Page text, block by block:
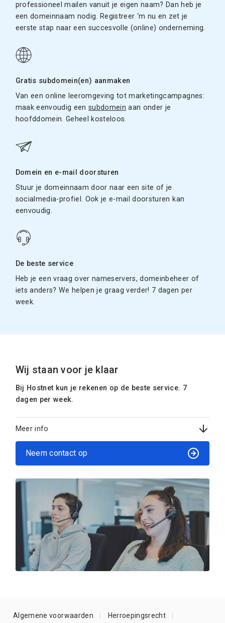
professioneel mailen vanuit je eigen naam? Dan heb je
een domeinnaam nodig. Registreer ‘m nu en zet je
eerste stap naar een succesvolle (online) onderneming.
Gratis subdomein(en) aanmaken
Van een online leeromgeving tot marketingcampagnes:
maak eenvoudig eensubdomein aan onder je
hoofddomein. Geheel kosteloos.
Domein en e-mail doorsturen
Stuur je domeinnaam door naar een site of je
socialmedia-profiel. Ook je e-mail doorsturen kan
eenvoudig.
De beste service
Heb je een vraag over nameservers, domeinbeheer of
iets anders? We helpen je graag verder! 7 dagen per
week.
Wij staan voor je klaar
Bij Hostnet kun je rekenen op de beste service. 7
dagen per week.
Meer info
Neem contact op
Algemene voorwaarden Herroepingsrecht